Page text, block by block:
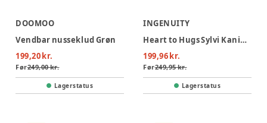
DOOMOO
Vendbar nusseklud Grøn
199,20 kr.
Før249,00 kr.
Lagerstatus
INGENUITY
Heart to Hugs Sylvi Kaninbamse med hjertelyd & lys
199,96 kr.
Før249,95 kr.
Lagerstatus